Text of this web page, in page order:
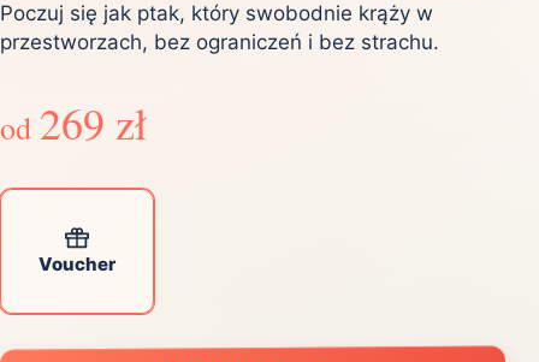
Poczuj się jak ptak, który swobodnie krąży w
przestworzach, bez ograniczeń i bez strachu.
od 269 zł
Voucher